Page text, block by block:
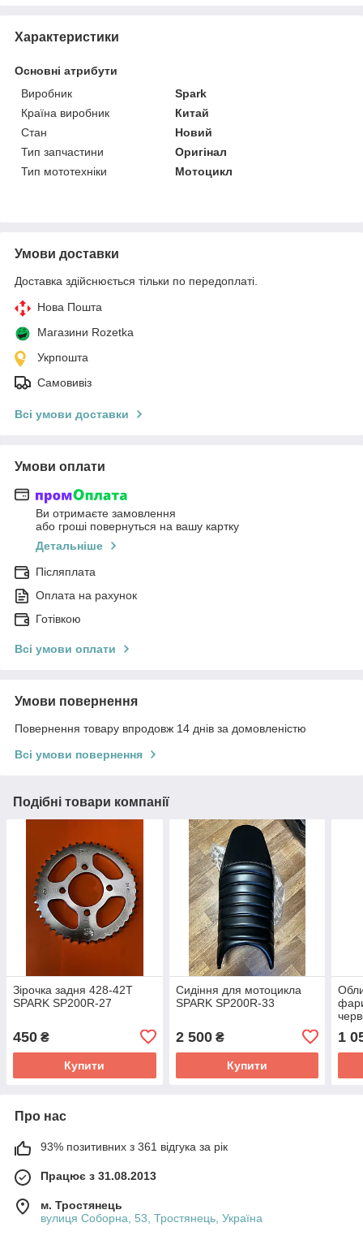
Характеристики
Основні атрибути
Виробник
Spark
Країна виробник
Китай
Стан
Новий
Тип запчастини
Оригінал
Тип мототехніки
Мотоцикл
Умови доставки
Доставка здійснюється тільки по передоплаті.
Нова Пошта
Магазини Rozetka
Укрпошта
Самовивіз
Всі умови доставки
Умови оплати
Ви отримаєте замовлення
або гроші повернуться на вашу картку
Детальніше
Післяплата
Оплата на рахунок
Готівкою
Всі умови оплати
Умови повернення
Повернення товару впродовж 14 днів за домовленістю
Всі умови повернення
Подібні товари компанії
Зірочка задня 428-42Т
SPARK SP200R-27
450 ₴
Купити
Сидіння для мотоцикла
SPARK SP200R-33
2 500₴
Купити
1
Про нас
93% позитивних з 361 відгука за рік
Працює з 31.08.2013
м. Тростянець
вулиця Соборна, 53, Тростянець, Україна